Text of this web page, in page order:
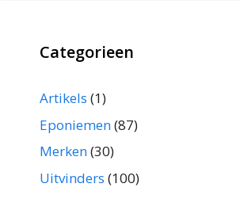
Categorieen
Artikels (1)
Eponiemen(87)
Merken(30)
Uitvinders (100)